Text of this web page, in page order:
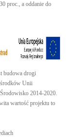
proc., a oddanie do
budowa drogi
środków Unii
2014-2020.
wartość projektu to